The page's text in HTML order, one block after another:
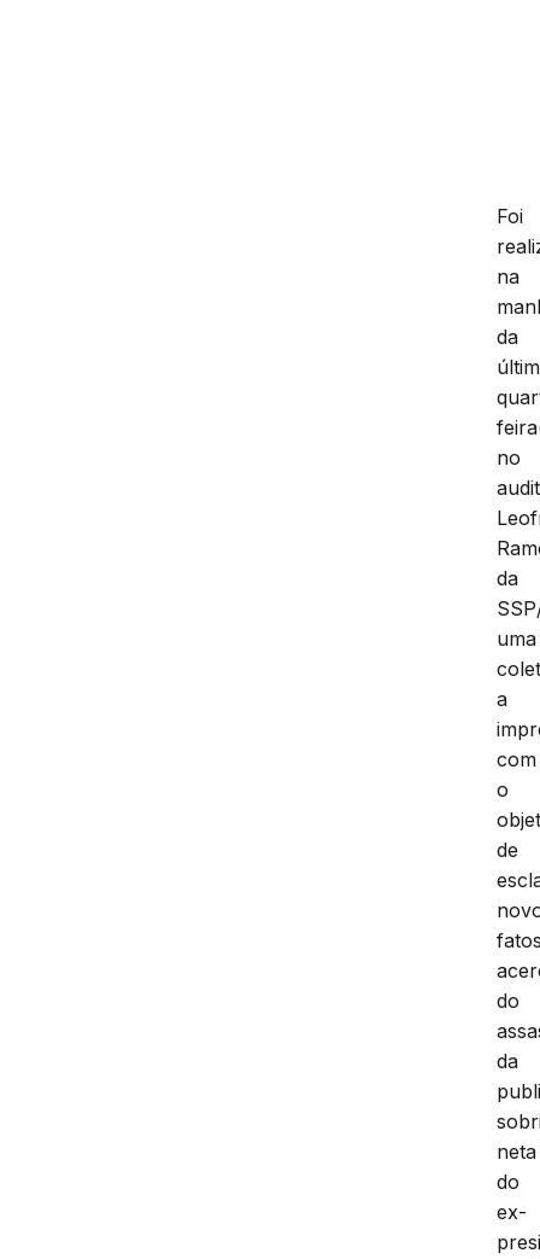
Foi
na
da
no
da
uma
a
com
o
de
do
da
neta
do
ex-